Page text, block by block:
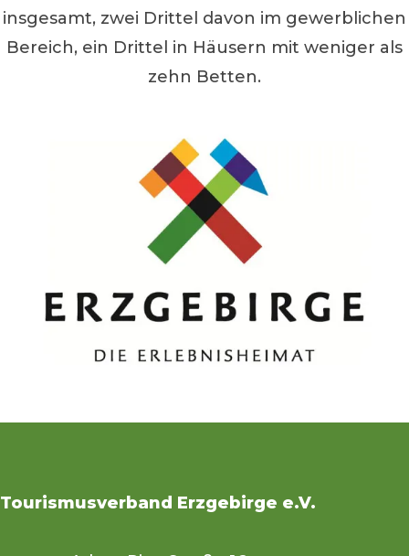
insgesamt, zwei Drittel davon im gewerblichen
Bereich, ein Drittel in Häusern mit weniger als
zehn Betten.
Tourismusverband Erzgebirge e.V.